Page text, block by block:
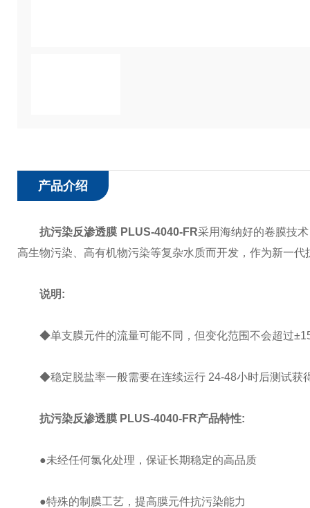
产品介绍
抗污染反渗透膜 PLUS-4040-FR采用海纳好的卷膜技
高生物污染、高有机物污染等复杂水质而开发，作为新一
说明:
◆单支膜元件的流量可能不同，但变化范围不会超过
◆稳定脱盐率一般需要在连续运行 24-48小时后测试获
抗污染反渗透膜 PLUS-4040-FR产品特性:
●未经任何氯化处理，保证长期稳定的高品质
●特殊的制膜工艺，提高膜元件抗污染能力